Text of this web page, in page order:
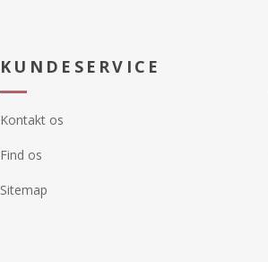
KUNDESERVICE
Kontakt os
Find os
Sitemap